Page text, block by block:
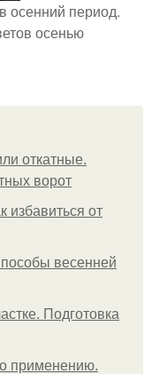
осенний период.
осенью
откатные.
ворот
избавиться от
весенней
Подготовка
применению.